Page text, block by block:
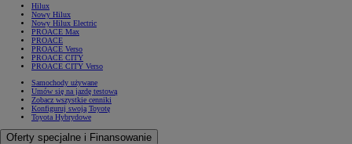
Hilux
Nowy Hilux
Nowy Hilux Electric
PROACE Max
PROACE
PROACE Verso
PROACE CITY
PROACE CITY Verso
Samochody używane
Umów się na jazdę testową
Zobacz wszystkie cenniki
Konfiguruj swoją Toyotę
Toyota Hybrydowe
Oferty specjalne i Finansowanie